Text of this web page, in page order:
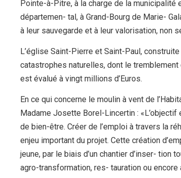
Pointe-à-Pitre, à la charge de la municipalité
départemen- tal, à Grand-Bourg de Marie-
à leur sauvegarde et à leur valorisation, non
L’église Saint-Pierre et Saint-Paul,
catastrophes naturelles, dont le
est évalué à vingt millions d’Euros.
En ce qui concerne le moulin à vent de
Madame Josette Borel-Lincertin :
de bien-être. Créer de l’emploi à travers la
enjeu important du projet. Cette création
jeune, par le biais d’un chantier d’inser-
agro-transformation, res- tauration ou encore